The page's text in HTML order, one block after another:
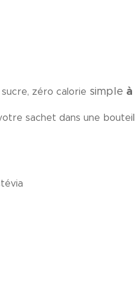
sucre, zéro calorie simple
sachet dans une